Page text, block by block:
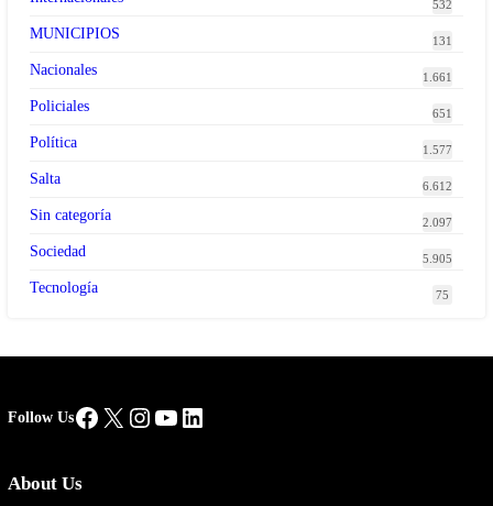
532
MUNICIPIOS 131
Nacionales 1.661
Policiales 651
Política 1.577
Salta 6.612
Sin categoría 2.097
Sociedad 5.905
Tecnología 75
Follow UsFacebook
X Instagram
YouTube
LinkedIn
About Us